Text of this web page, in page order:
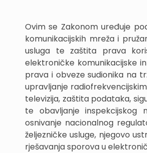
Ovim se Zakonom uređuje
komunikacijskih mreža i
usluga te zaštita prava
elektroničke komunikacijske
prava i obveze sudionika na
upravljanje
televizija, zaštita podataka,
te obavljanje inspekcijskog
osnivanje nacionalnog
željezničke usluge, njegovo
rješavanja sporova u